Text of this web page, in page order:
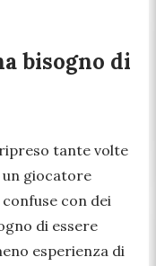
bisogno di
tante volte
un giocatore
con dei
di essere
esperienza di